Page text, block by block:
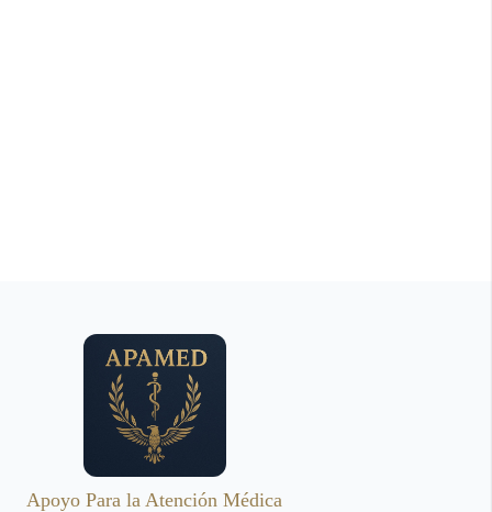
Apoyo Para la Atención Médica